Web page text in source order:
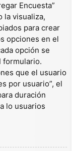
Encuesta”
la visualiza,
para crear
opciones en el
opción se
formulario.
que el usuario
por usuario”, el
duración
lo usuarios